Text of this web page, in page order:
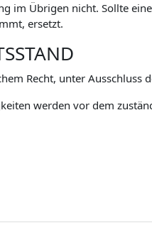
im Übrigen nicht. Sollte
ersetzt.
Recht, unter Ausschluss
werden vor dem